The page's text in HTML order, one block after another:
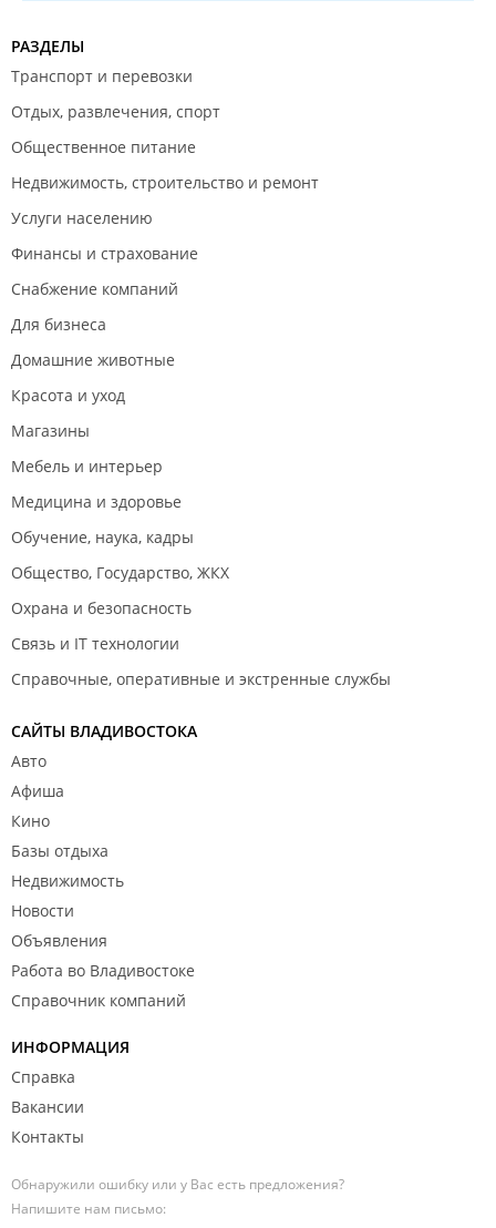
РАЗДЕЛЫ
Транспорт и перевозки
Отдых, развлечения, спорт
Общественное питание
Недвижимость, строительство и ремонт
Услуги населению
Финансы и страхование
Снабжение компаний
Для бизнеса
Домашние животные
Красота и уход
Магазины
Мебель и интерьер
Медицина и здоровье
Обучение, наука, кадры
Общество, Государство, ЖКХ
Охрана и безопасность
Связь и IT технологии
Справочные, оперативные и экстренные службы
САЙТЫ ВЛАДИВОСТОКА
Авто
Афиша
Кино
Базы отдыха
Недвижимость
Новости
Объявления
Работа во Владивостоке
Справочник компаний
ИНФОРМАЦИЯ
Справка
Вакансии
Контакты
Обнаружили ошибку или у Вас есть предложения?
Напишите нам письмо: